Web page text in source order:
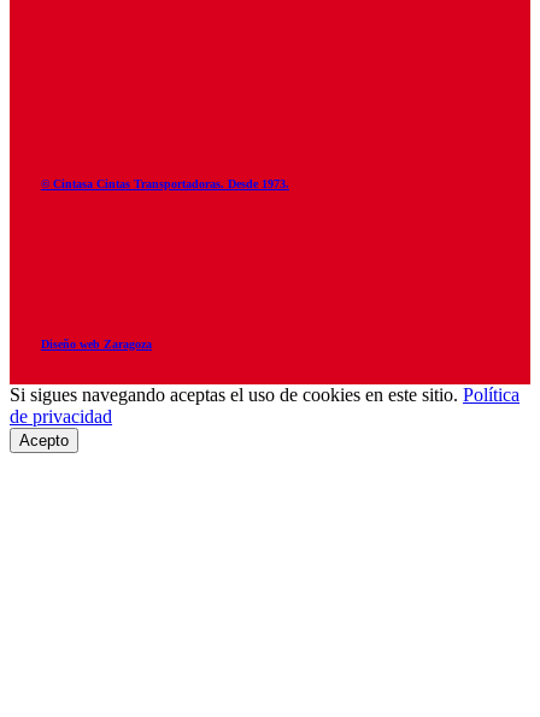
© Cintasa Cintas Transportadoras. Desde 1973.
Diseño web Zaragoza
Si sigues navegando aceptas el uso de cookies en este sitio. Política
de privacidad
Acepto